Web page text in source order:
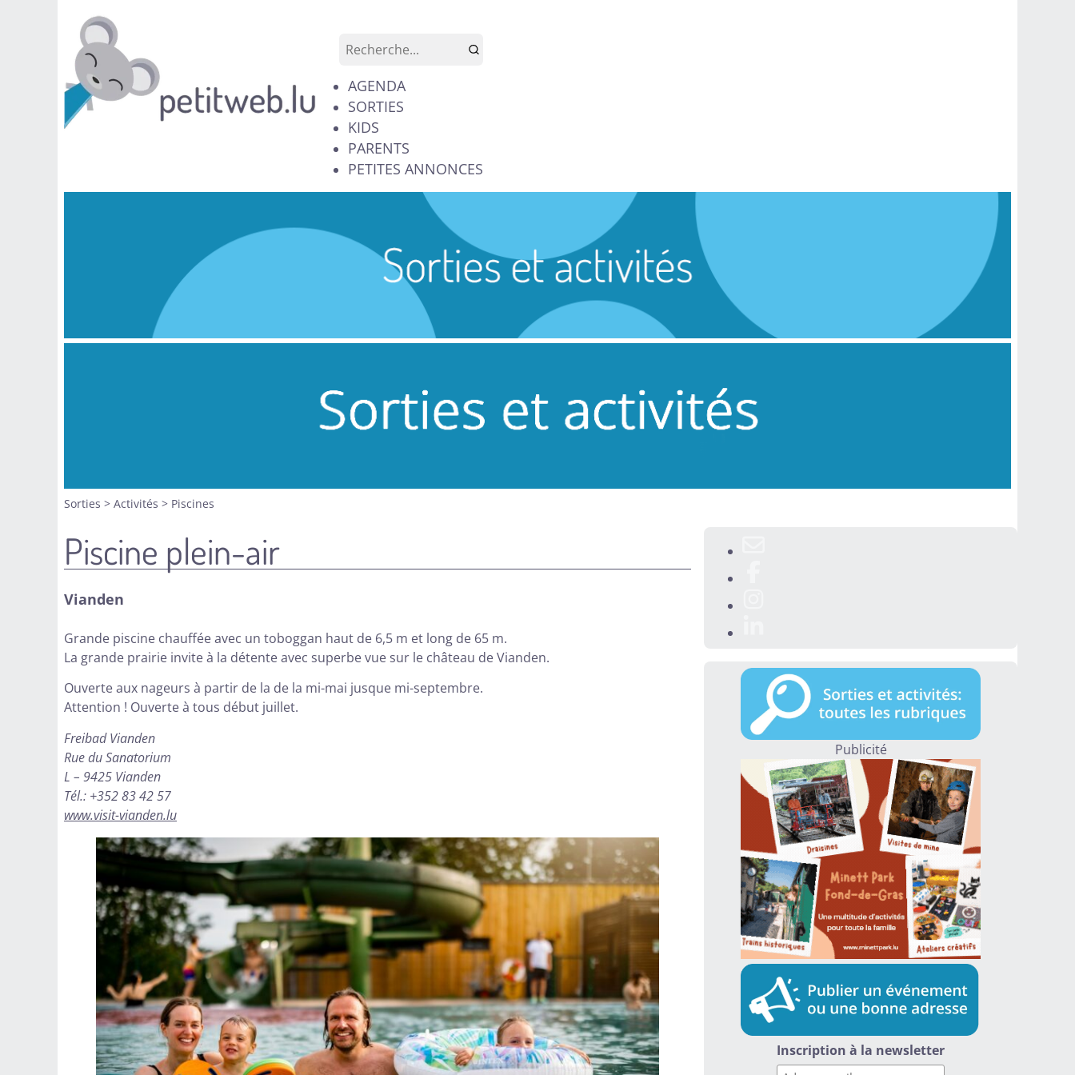
AGENDA
SORTIES
KIDS
PARENTS
PETITES ANNONCES
Sorties > Activités > Piscines
Piscine plein-air
Vianden
Grande piscine chauffée avec un toboggan haut de 6,5 m et long de 65 m.
La grande prairie invite à la détente avec superbe vue sur le château de Vianden.
Ouverte aux nageurs à partir de la de la mi-mai jusque mi-septembre.
Attention ! Ouverte à tous début juillet.
Freibad Vianden
Rue du Sanatorium
L – 9425 Vianden
Tél.: +352 83 42 57
www.visit-vianden.lu
Publicité
Inscription à la newsletter